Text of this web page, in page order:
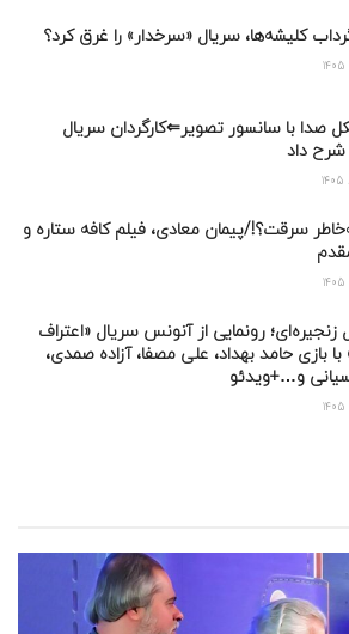
کلیشه‌ها، سریال «سرخدار» را غرق کرد؟
صدا با سانسور تصویر⇐کارگردان سریال
داد
سرقت؟!/پیمان معادی، فیلم کافه ستاره و
رونمایی از آنونس سریال «اعتراف
بازی حامد بهداد، علی مصفا، آزاده صمدی،
و…+ویدئو